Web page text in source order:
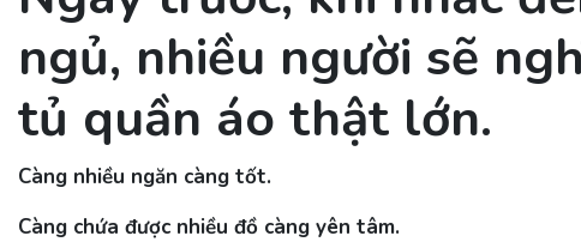
ngủ, nhiều người sẽ
tủ quần áo thật lớn.
Càng nhiều ngăn càng tốt.
Càng chứa được nhiều đồ càng yên tâm.